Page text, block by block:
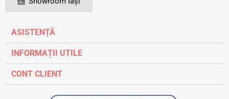
ASISTENȚĂ
INFORMAȚII UTILE
CONT CLIENT